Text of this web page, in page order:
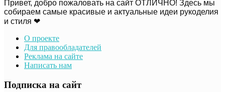
Привет, добро пожаловать на сайт ОТЛИЧНО! Здесь мы
собираем самые красивые и актуальные идеи рукоделия
и стиля ❤
О проекте
Для правообладателей
Реклама на сайте
Написать нам
Подписка на сайт